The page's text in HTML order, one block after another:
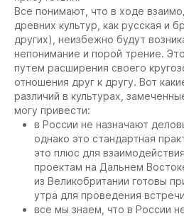
Все понимают, что в ходе
древних культур, как русская и
других), неизбежно будут
непонимание и порой трение.
путем расширения своего
отношения друг к другу. Вот
различий в культурах,
могу привести:
в России не назначают
однако это стандартная
это плюс для
проектам на Дальнем
из Великобритании готовы
утра для проведения
все мы знаем, что в России